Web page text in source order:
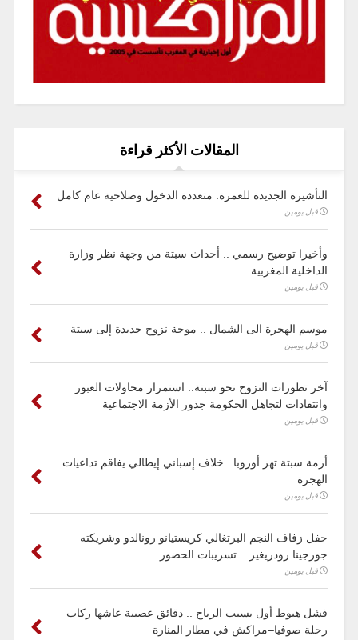
المقالات الأكثر قراءة
التأشيرة الجديدة للعمرة: متعددة الدخول وصلاحية عام كامل
قبل يومين
وأخيرا توضيح رسمي .. أحداث سبتة من وجهة نظر وزارة
الداخلية المغربية
قبل يومين
موسم الهجرة الى الشمال .. موجة نزوح جديدة إلى سبتة
قبل يومين
آخر تطورات النزوح نحو سبتة.. استمرار محاولات العبور
وانتقادات لتجاهل الحكومة جذور الأزمة الاجتماعية
قبل يومين
أزمة سبتة تهز أوروبا.. خلاف إسباني إيطالي يفاقم تداعيات
الهجرة
قبل يومين
حفل زفاف النجم البرتغالي كريستيانو رونالدو وشريكته
جورجينا رودريغيز .. تسريبات الحضور
قبل يومين
فشل هبوط أول بسبب الرياح .. دقائق عصيبة عاشها ركاب
رحلة صوفيا–مراكش في مطار المنارة